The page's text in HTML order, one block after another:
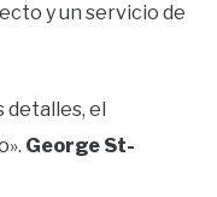
y un servicio de
detalles, el
George St-